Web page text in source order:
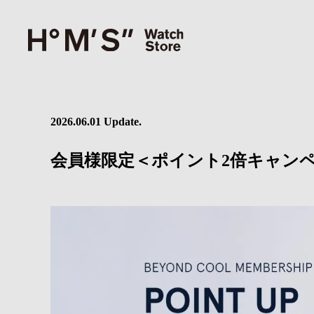
2026.06.01 Update.
会員様限定＜ポイント2倍キャン